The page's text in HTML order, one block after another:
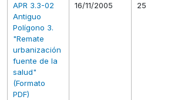
APR 3.3-02
Antiguo
Polígono 3.
"Remate
urbanización
fuente de la
salud"
(Formato
PDF)
16/11/2005 25